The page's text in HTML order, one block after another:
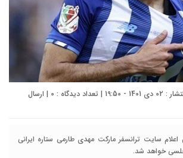
0 | ارسال
سایت ترانسفر مارکت مهدی طارمی ستاره ایرانی